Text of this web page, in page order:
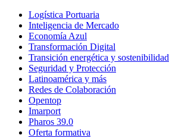
Logística Portuaria
Inteligencia de Mercado
Economía Azul
Transformación Digital
Transición energética y sostenibilidad
Seguridad y Protección
Latinoamérica y más
Redes de Colaboración
Opentop
Imarport
Pharos 39.0
Oferta formativa